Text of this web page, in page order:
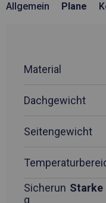
Allgemein Plane
Material
Dachgewicht
Seitengewicht
Sicherun
g
Starke